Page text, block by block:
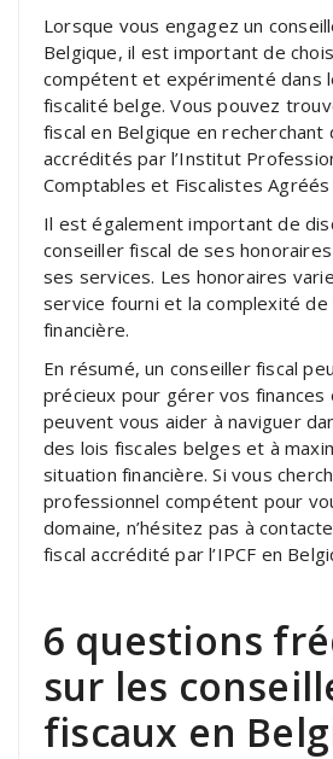
Lorsque vous engagez un
Belgique, il est important de
compétent et expérimenté dans
fiscalité belge. Vous pouvez
fiscal en Belgique en
accrédités par l’Institut
Comptables et Fiscalistes Agréés
Il est également important de
conseiller fiscal de ses
ses services. Les honoraires
service fourni et la complexité
financière.
En résumé, un conseiller fiscal
précieux pour gérer vos finances
peuvent vous aider à naviguer
des lois fiscales belges et à
situation financière. Si vous
professionnel compétent pour
domaine, n’hésitez pas à
fiscal accrédité par l’IPCF en
6 questions
sur les
fiscaux en